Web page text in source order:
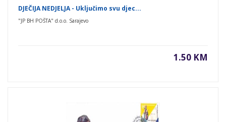
DJEČIJA NEDJELJA - Uključimo svu djec...
"JP BH POŠTA" d.o.o. Sarajevo
1.50 KM